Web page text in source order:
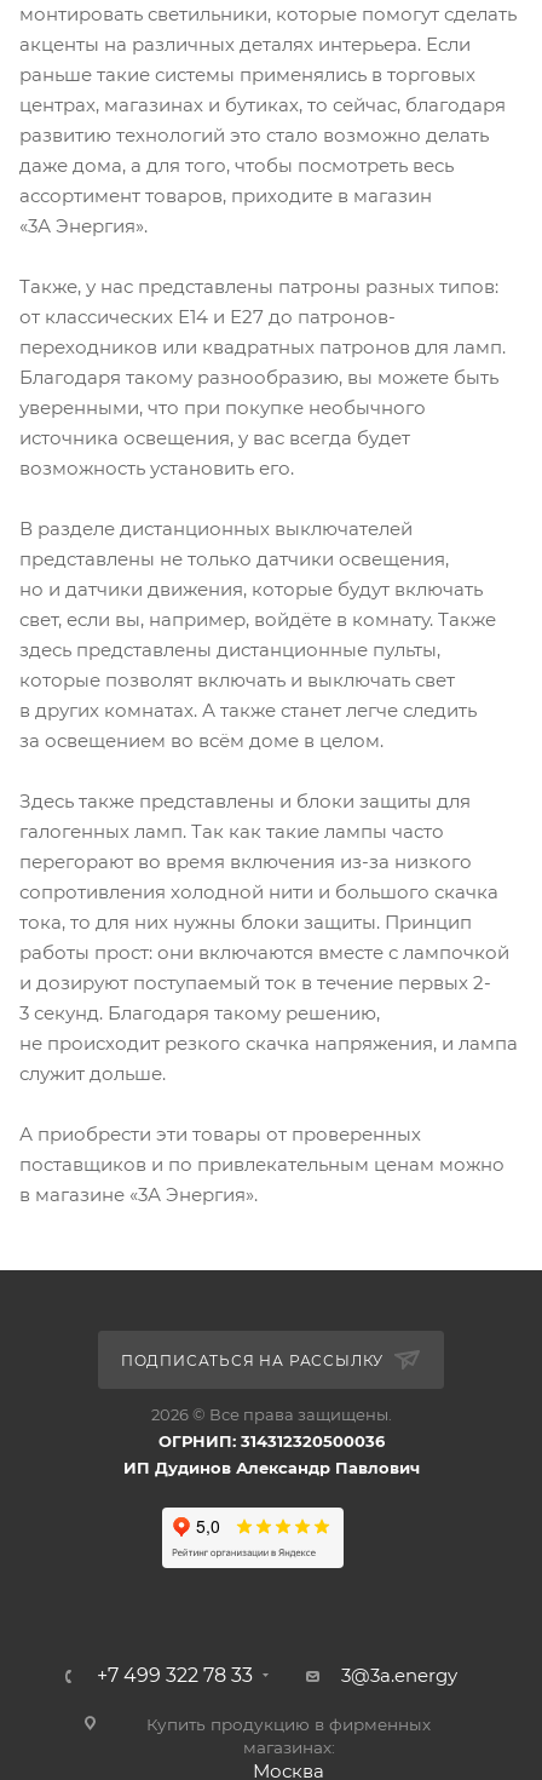
монтировать светильники, которые помогут сделать
акценты на различных деталях интерьера. Если
раньше такие системы применялись в торговых
центрах, магазинах и бутиках, то сейчас, благодаря
развитию технологий это стало возможно делать
даже дома, а для того, чтобы посмотреть весь
ассортимент товаров, приходите в магазин
«3А Энергия».
Также, у нас представлены патроны разных типов:
от классических Е14 и Е27 до патронов-
переходников или квадратных патронов для ламп.
Благодаря такому разнообразию, вы можете быть
уверенными, что при покупке необычного
источника освещения, у вас всегда будет
возможность установить его.
В разделе дистанционных выключателей
представлены не только датчики освещения,
но и датчики движения, которые будут включать
свет, если вы, например, войдёте в комнату. Также
здесь представлены дистанционные пульты,
которые позволят включать и выключать свет
в других комнатах. А также станет легче следить
за освещением во всём доме в целом.
Здесь также представлены и блоки защиты для
галогенных ламп. Так как такие лампы часто
перегорают во время включения из-за низкого
сопротивления холодной нити и большого скачка
тока, то для них нужны блоки защиты. Принцип
работы прост: они включаются вместе с лампочкой
и дозируют поступаемый ток в течение первых 2-
3 секунд. Благодаря такому решению,
не происходит резкого скачка напряжения, и лампа
служит дольше.
А приобрести эти товары от проверенных
поставщиков и по привлекательным ценам можно
в магазине «3А Энергия».
ПОДПИСАТЬСЯ НА РАССЫЛКУ
2026 © Все права защищены.
ОГРНИП: 314312320500036
ИП Дудинов Александр Павлович
+7 499 322 78 33 3@3a.energy
Купить продукцию в фирменных
магазинах:
Москва